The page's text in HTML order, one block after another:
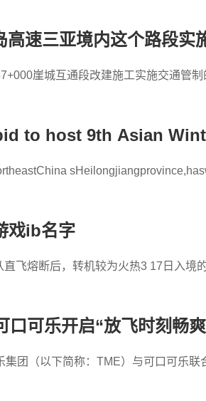
高速三亚境内这个路段实
崖城互通段改建施工实施交通管
to host 9th Asian
Harbin,capitalcityofNortheastChina
戏ib名字
直飞熔断后，转机较为火热3 17日入境
口可乐开启“放飞时刻畅
集团（以下简称：TME）与可口可乐联